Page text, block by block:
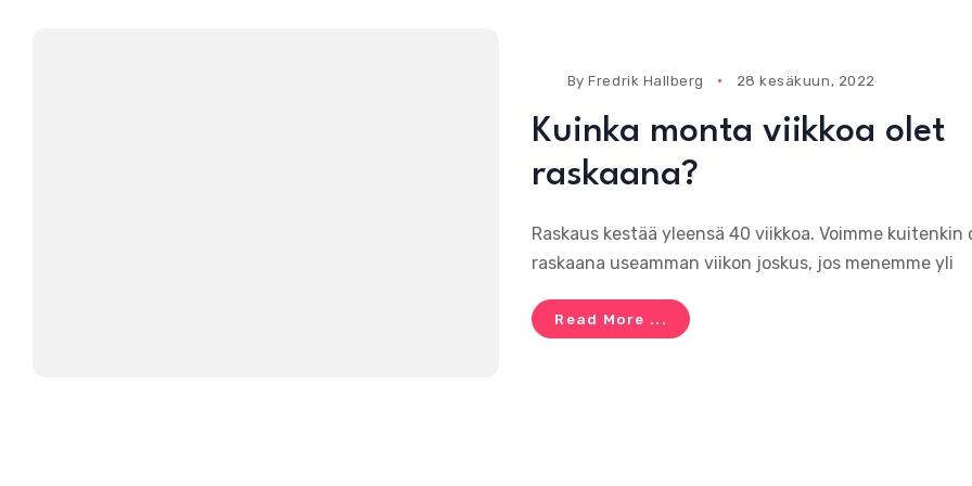
ByFredrik Hallberg 28 kesäkuun, 2022
Kuinka monta viikkoa olet
raskaana?
Raskaus kestää yleensä 40 viikkoa. Voimme kuitenkin
raskaana useamman viikon joskus, jos menemme yli
Read More ...